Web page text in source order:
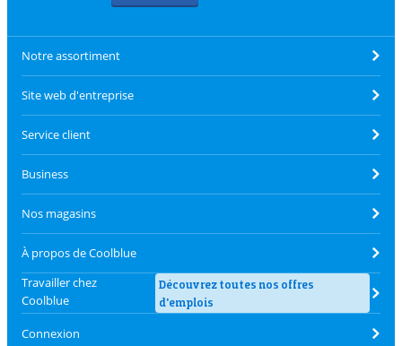
Notre assortiment
Site web d'entreprise
Service client
Business
Nos magasins
À propos de Coolblue
Travailler chez
Coolblue
Découvrez toutes nos offres
d'emplois
Connexion